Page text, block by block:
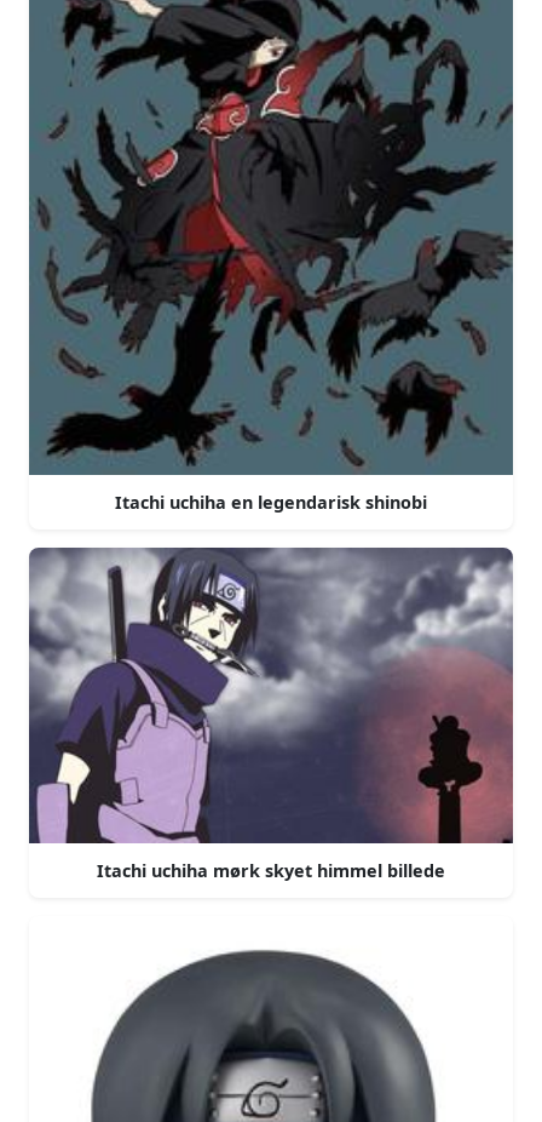
Itachi uchiha en legendarisk shinobi
Itachi uchiha mørk skyet himmel billede